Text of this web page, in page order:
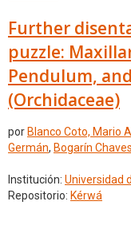
Further
puzzle:
Pendulum,
(Orchidaceae)
por Blanco Coto, Mario
Germán, Bogarín
Institución: Universidad
Repositorio: Kérwá